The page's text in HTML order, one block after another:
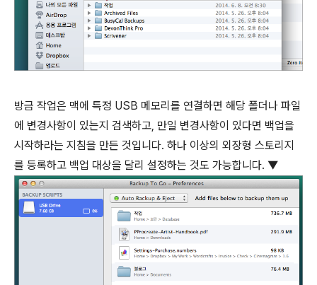
방금 작업은 맥에 특정 USB 메모리를 연결하면 해당 폴더나 파일
에 변경사항이 있는지 검색하고, 만일 변경사항이 있다면 백업을
시작하라는 지침을 만든 것입니다. 하나 이상의 외장형 스토리지
를 등록하고 백업 대상을 달리 설정하는 것도 가능합니다. ▼